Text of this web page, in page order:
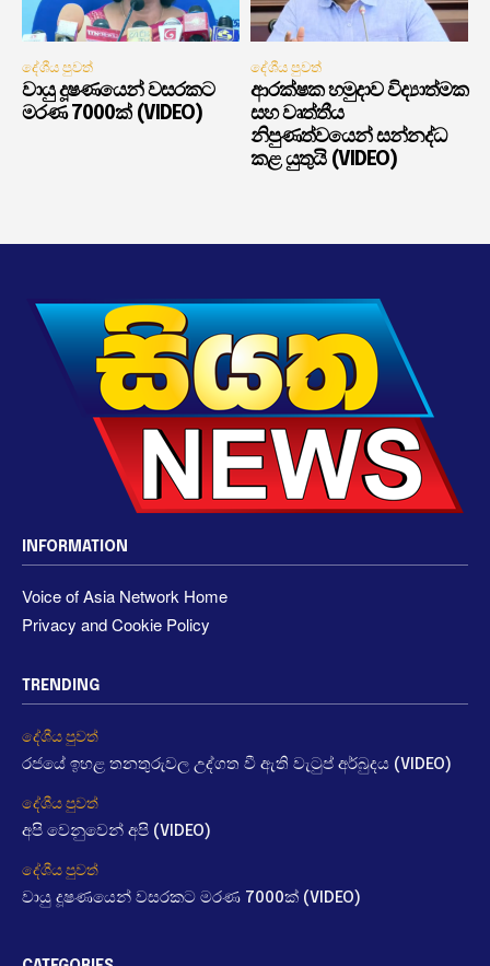
දේශීය පුවත්
වායු දූෂණයෙන් වසරකට
මරණ 7000ක් (VIDEO)
දේශීය පුවත්
ආරක්ෂක හමුදාව විද්‍යාත්මක
සහ වෘත්තීය
නිපුණත්වයෙන් සන්නද්ධ
කළ යුතුයි (VIDEO)
INFORMATION
Voice of Asia Network Home
Privacy and Cookie Policy
TRENDING
දේශීය පුවත්
රජයේ ඉහළ තනතුරුවල උද්ගත වී ඇති වැටුප් අර්බුදය (VIDEO)
දේශීය පුවත්
අපි වෙනුවෙන් අපි (VIDEO)
දේශීය පුවත්
වායු දූෂණයෙන් වසරකට මරණ 7000ක් (VIDEO)